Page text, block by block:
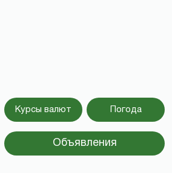
Курсы валют Погода
Объявления